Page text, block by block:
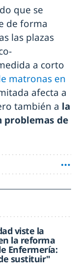
que se
de forma
las plazas
a corto
matronas en
afecta a
también a la
problemas de
viste la
la reforma
Enfermería:
sustituir"